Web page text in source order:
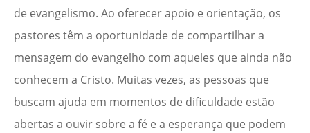
de evangelismo. Ao oferecer apoio e orientação, os
pastores têm a oportunidade de compartilhar a
mensagem do evangelho com aqueles que ainda não
conhecem a Cristo. Muitas vezes, as pessoas que
buscam ajuda em momentos de dificuldade estão
abertas a ouvir sobre a fé e a esperança que podem